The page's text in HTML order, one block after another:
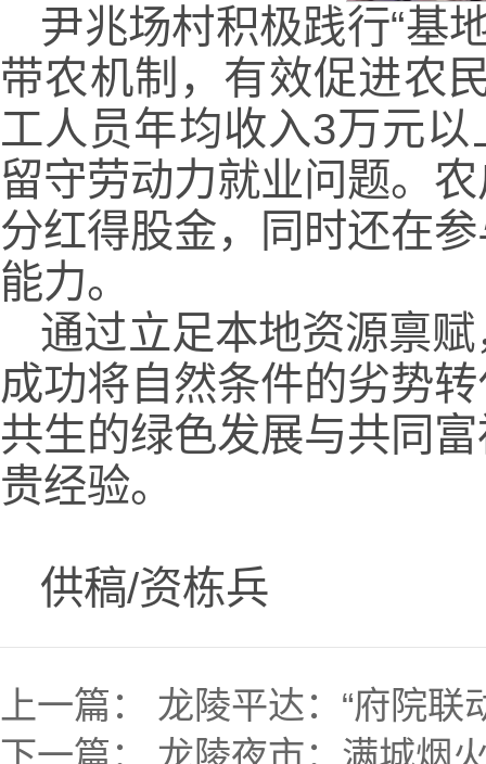
尹兆场村积极践行“基
带农机制，有效促进农
工人员年均收入3万元
留守劳动力就业问题。
分红得股金，同时还在
能力。
通过立足本地资源禀
成功将自然条件的劣势
共生的绿色发展与共同
贵经验。
供稿/资栋兵
上一篇： 龙陵平达：“府院联
下一篇： 龙陵夜市：满城烟